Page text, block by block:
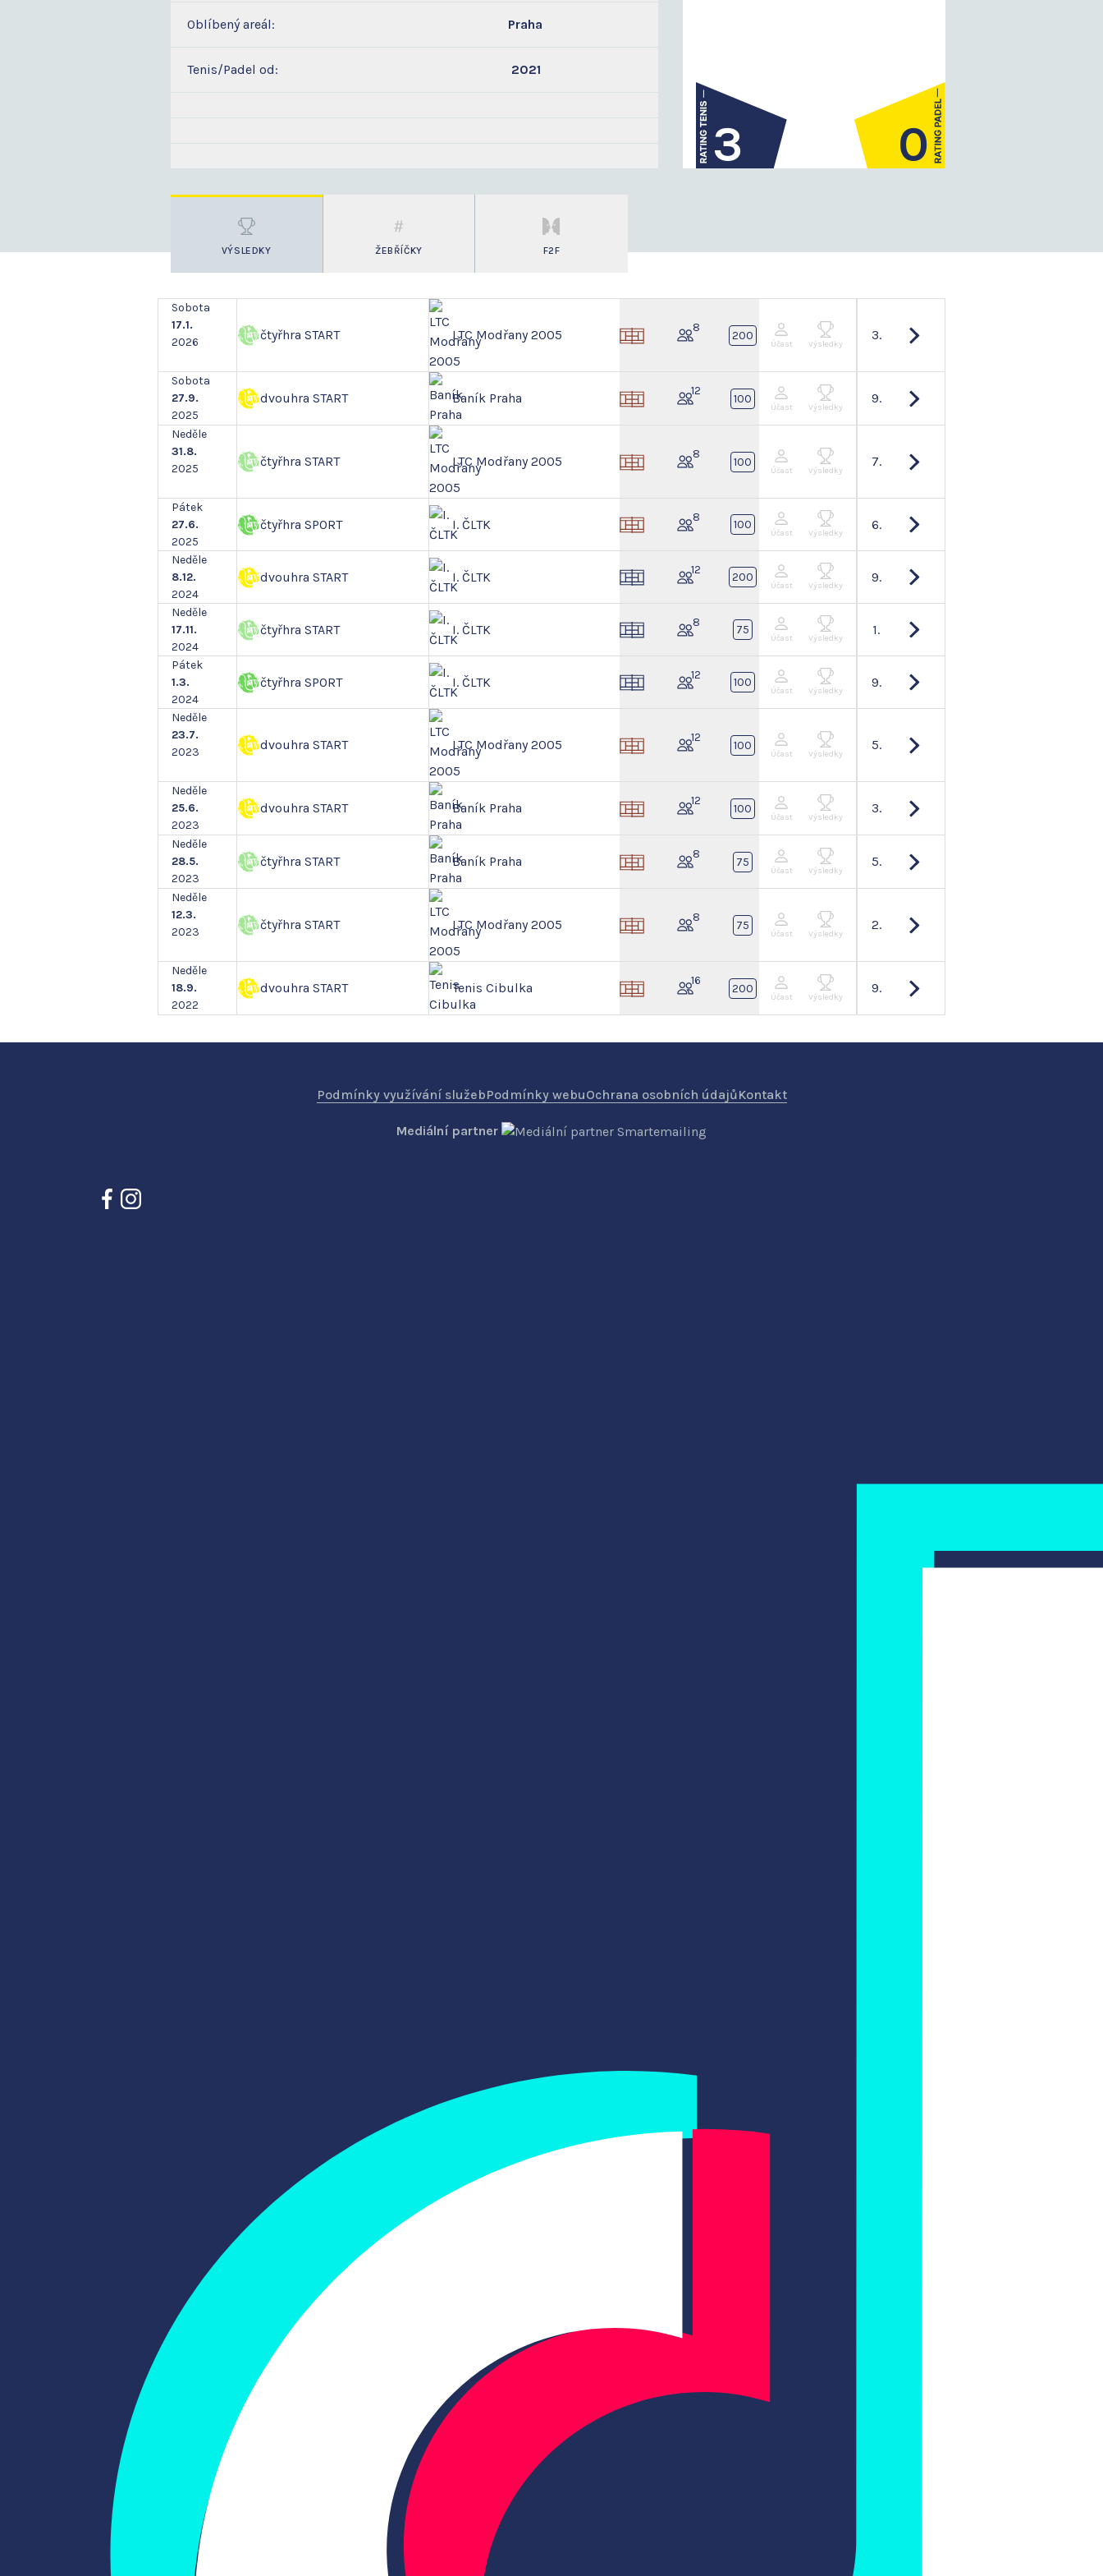
Oblíbený areál: Praha
Tenis/Padel od: 2021
3 0
VÝSLEDKY ŽEBŘÍČKY F2F
Sobota
17.1.
2026
čtyřhra START LTC Modřany 2005 8
200 3.
Účast Výsledky
Sobota
27.9.
2025
dvouhra START Baník Praha 12
100 9.
Účast Výsledky
Neděle
31.8.
2025
čtyřhra START LTC Modřany 2005 8
100 7.
Účast Výsledky
Pátek
27.6.
2025
čtyřhra SPORT I. ČLTK 8
100 6.
Účast Výsledky
Neděle
8.12.
2024
dvouhra START I. ČLTK 12
200 9.
Účast Výsledky
Neděle
17.11.
2024
čtyřhra START I. ČLTK 8
75 1.
Účast Výsledky
Pátek
1.3.
2024
čtyřhra SPORT I. ČLTK 12
100 9.
Účast Výsledky
Neděle
23.7.
2023
dvouhra START LTC Modřany 2005 12
100 5.
Účast Výsledky
Neděle
25.6.
2023
dvouhra START Baník Praha 12
100 3.
Účast Výsledky
Neděle
28.5.
2023
čtyřhra START Baník Praha 8
75 5.
Účast Výsledky
Neděle
12.3.
2023
čtyřhra START LTC Modřany 2005 8
75 2.
Účast Výsledky
Neděle
18.9.
2022
dvouhra START Tenis Cibulka 16
200 9.
Účast Výsledky
Podmínky využívání služebPodmínky webuOchrana osobních údajůKontakt
Mediální partner